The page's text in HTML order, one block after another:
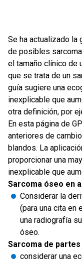
Se ha actualizado la
de posibles
el tamaño clínico de
que se trata de un
guía sugiere una
inexplicable que
otra definición, por
En esta página de
anteriores de
blandos. La
proporcionar una
inexplicable que
Sarcoma óseo en
Considerar la
(para una cita en
una radiografía
óseo.
Sarcoma de
considerar una